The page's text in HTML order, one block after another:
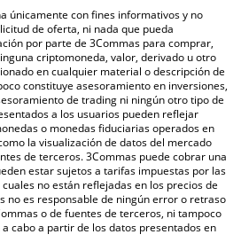
tabla de precios de Recon
arriba para verificar el último precio
monedas fiduciarias y
únicamente con fines informativos y no
de oferta, ni nada que pueda
por parte de 3Commas para comprar,
criptomoneda, valor, derivado u otro
en cualquier material o descripción de
constituye asesoramiento en inversiones,
de trading ni ningún otro tipo de
a los usuarios pueden reflejar
o monedas fiduciarias operados en
la visualización de datos del mercado
de terceros. 3Commas puede cobrar una
estar sujetos a tarifas impuestas por las
no están reflejadas en los precios de
no es responsable de ningún error o retraso
o de fuentes de terceros, ni tampoco
cabo a partir de los datos presentados en